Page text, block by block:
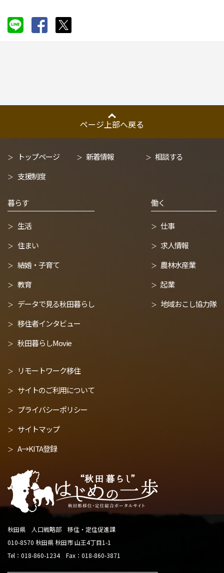
ページ上部へ戻る
秋田県 人口戦略部 移住・定住促進課
010-8570 秋田県 秋田市 山王4丁目1-1
Tel：018-860-1234 Fax：018-860-3871
トップページ 新着情報
相談する
支援制度
暮らす
生活
住まい
結婚・子育て
教育
データで見る秋田暮らし
移住者インタビュー
秋田暮らしMovie
働く
仕事
求人情報
農林水産業
起業
地域おこし協力隊
リモートワーク移住
サイトのご利用について
プライバシーポリシー
サイトマップ
A→KITA登録